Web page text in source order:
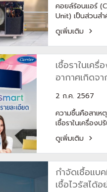
Valve ด้อย เย็น
เสียเร็ว ซ่อมบ่อย
คอยล์ร้อนแอร์
Unit) เป็นส่วนส
ระบบปรับอากาศ
ความร้อนจากสาร
ที่ถูกอัดด้วยคอม
ออกสู่ภายนอก
ทำงานได้มีประสิท
เท่าไร ระบบแอร์ก็
งานของเครื่องได้
ใดบ้างที่ช่วยให้ค
ระบายความร้อนไ
ดูแลอย่างไรให้คอ
ทำงานเต็มประสิท
ดูเพิ่มเติม
เชื้อราในเครื่
อากาศเกิดจา
2 ก.ค. 2567
ความชื้นคือสาเห
เชื้อราในเครื่องป
โดยทั่วไปเครื่องป
หรือแอร์จะทำงาน
เปลี่ยนความร้อ
กระบวนการควบ
การระบายน้ำทิ้งเ
ซึ่งสิ่งเหล่านี้ได้ท
ดูเพิ่มเติม
กำจัดเชื้อแบ
เชื้อไวรัสได้